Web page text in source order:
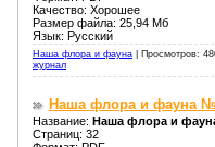
Качество: Хорошее
Размер файла: 25,94 Мб
Язык: Русский
Наша флора и фауна
Просмотров:
журнал
Наша флора и фауна
Название: Наша флора и
Страниц: 32